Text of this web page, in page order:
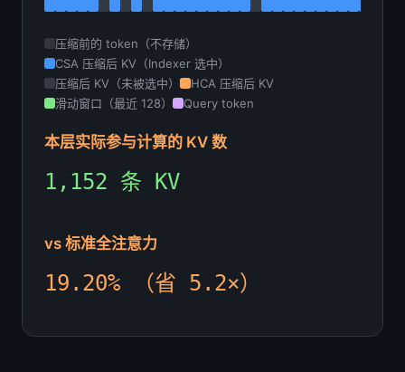
压缩前的 token（不存储）
CSA 压缩后 KV（Indexer 选中）
压缩后 KV（未被选中）
HCA 压缩后 KV
滑动窗口（最近 128）
Query token
本层实际参与计算的 KV 数
1,152 条 KV
vs 标准全注意力
19.20% （省 5.2×）